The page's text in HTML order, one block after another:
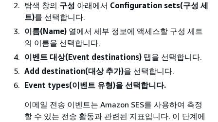
탐색 창의 구성 아래에서 Configuration sets(구성 세
트)를 선택합니다.
이름(Name) 열에서 세부 정보에 액세스할 구성 세트
의 이름을 선택합니다.
이벤트 대상(Event destinations) 탭을 선택합니다.
Add destination(대상 추가)을 선택합니다.
Event types(이벤트 유형)을 선택합니다.
이메일 전송 이벤트는 Amazon SES를 사용하여 측정
할 수 있는 전송 활동과 관련된 지표입니다. 이 단계에